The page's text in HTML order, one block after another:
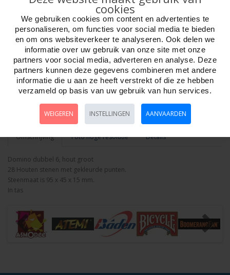
Aantal
Omschrijving Foto hoge resolutie Details
Domino dubbel 6, hout groot
28 Houten stenen met gekleurde punten.
Steenmaat is 95 x 45 x 15 mm.
In tas
cookies
We gebruiken cookies om content en advertenties te
personaliseren, om functies voor social media te bieden
en om ons websiteverkeer te analyseren. Ook delen we
informatie over uw gebruik van onze site met onze
partners voor social media, adverteren en analyse. Deze
partners kunnen deze gegevens combineren met andere
informatie die u aan ze heeft verstrekt of die ze hebben
verzameld op basis van uw gebruik van hun services.
WEIGEREN INSTELLINGEN AANVAARDEN